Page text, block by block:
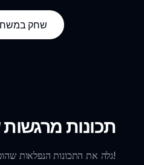
שחק
תכונות
גלה את התכונות הנפלאות שהופכות את סגול שמץ למדהים!